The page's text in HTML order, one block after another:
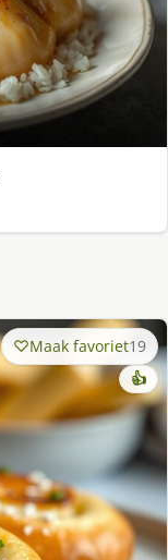
Maak favoriet19
👍